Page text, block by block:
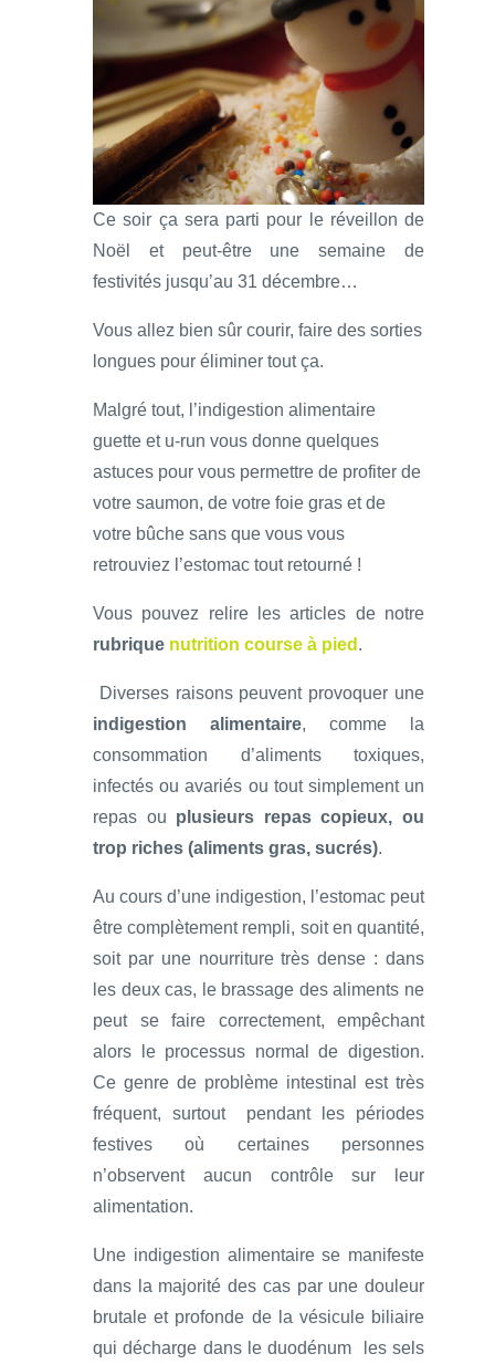
Ce soir ça sera parti pour le réveillon de
Noël et peut-être une semaine de
festivités jusqu’au 31 décembre…
Vous allez bien sûr courir, faire des sorties
longues pour éliminer tout ça.
Malgré tout, l’indigestion alimentaire
guette et u-run vous donne quelques
astuces pour vous permettre de profiter de
votre saumon, de votre foie gras et de
votre bûche sans que vous vous
retrouviez l’estomac tout retourné !
Vous pouvez relire les articles de notre
rubrique nutrition course à pied .
Diverses raisons peuvent provoquer une
indigestion alimentaire, comme la
consommation d’aliments toxiques,
infectés ou avariés ou tout simplement un
repas ou plusieurs repas copieux, ou
trop riches (aliments gras, sucrés).
Au cours d’une indigestion, l’estomac peut
être complètement rempli, soit en quantité,
soit par une nourriture très dense : dans
les deux cas, le brassage des aliments ne
peut se faire correctement, empêchant
alors le processus normal de digestion.
Ce genre de problème intestinal est très
fréquent, surtout pendant les périodes
festives où certaines personnes
n’observent aucun contrôle sur leur
alimentation.
Une indigestion alimentaire se manifeste
dans la majorité des cas par une douleur
brutale et profonde de la vésicule biliaire
qui décharge dans le duodénum les sels